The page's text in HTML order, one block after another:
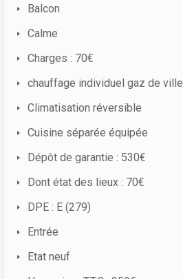
Balcon
Calme
Charges : 70€
chauffage individuel gaz de ville
Climatisation réversible
Cuisine séparée équipée
Dépôt de garantie : 530€
Dont état des lieux : 70€
DPE : E (279)
Entrée
Etat neuf